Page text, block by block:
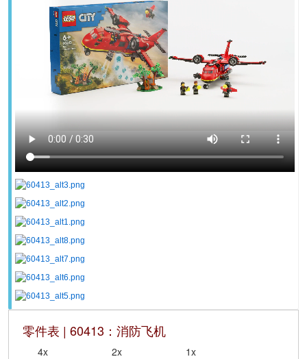
零件表 | 60413：消防飞机
4x 2x 1x